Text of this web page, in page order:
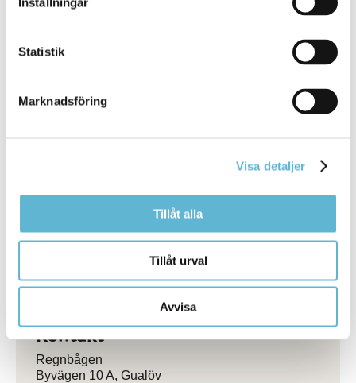
Statistik
Marknadsföring
Visa detaljer
Tillåt alla
Tillåt urval
Avvisa
Ansökan om insatser enligt lagen om stöd och service
till vissa funktionshindrade (LSS).
Läs mer och ansök
Kontakt
Regnbågen
Byvägen 10 A, Gualöv